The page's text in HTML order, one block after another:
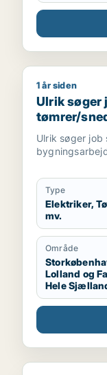
og Falster
Ulrik søger
1 år siden
Ulrik søger
tømrer/
Ulrik søger
Type
Elektriker,
mv.
Område
Lolland og
Hele